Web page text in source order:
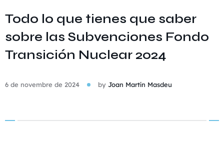
Todo lo que tienes que saber
sobre las Subvenciones Fondo
Transición Nuclear 2024
6 de novembre de 2024 by Joan Martín Masdeu